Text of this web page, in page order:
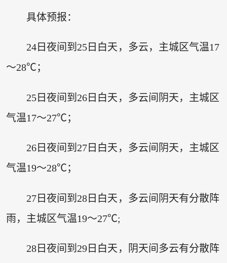
具体预报：
24日夜间到25日白天，多云，主城区气温17
～28℃；
25日夜间到26日白天，多云间阴天，主城区
气温17～27℃；
26日夜间到27日白天，多云间阴天，主城区
气温19～28℃；
27日夜间到28日白天，多云间阴天有分散阵
雨，主城区气温19～27℃;
28日夜间到29日白天，阴天间多云有分散阵